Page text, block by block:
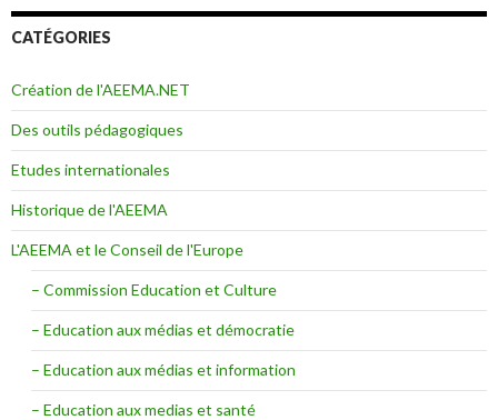
CATÉGORIES
Création de l'AEEMA.NET
Des outils pédagogiques
Etudes internationales
Historique de l'AEEMA
L'AEEMA et le Conseil de l'Europe
– Commission Education et Culture
– Education aux médias et démocratie
– Education aux médias et information
– Education aux medias et santé